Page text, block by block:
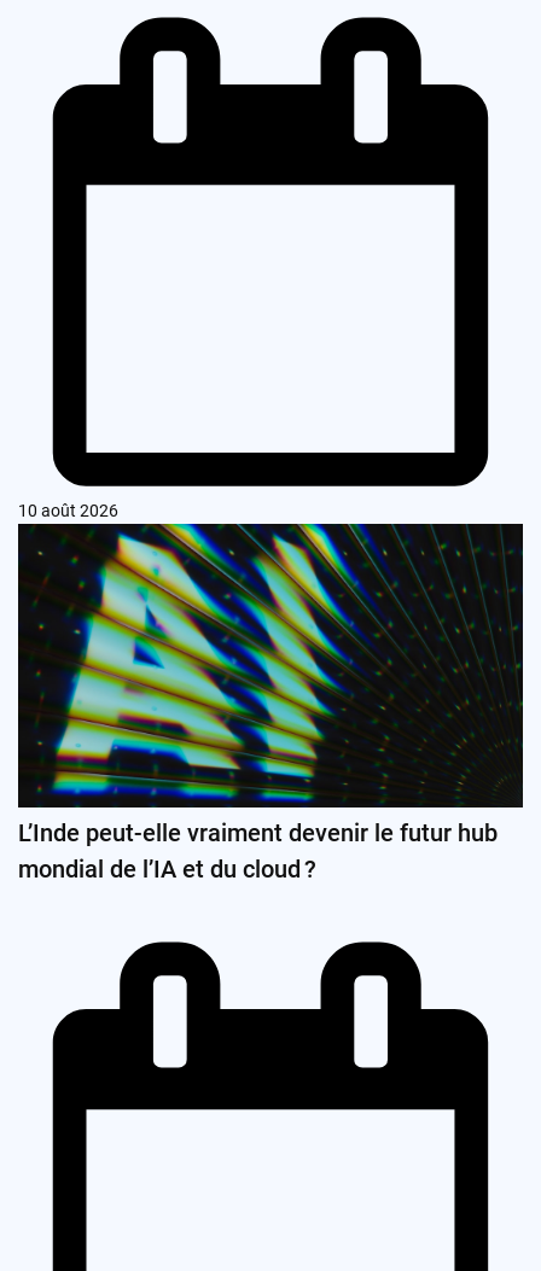
10 août 2026
L’Inde peut-elle vraiment devenir le futur hub
mondial de l’IA et du cloud ?